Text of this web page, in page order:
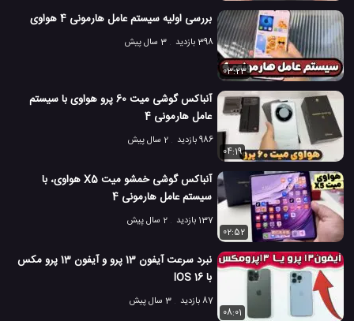
# معرفی iOS 14 # مقایسه iOS 15 و iOS 14
3.9 هزار بازدید
5 سال پیش بررسی تکنولوژی
بررسی اولیه سیستم عامل هارمونی 4 هواوی
398 بازدید 3 سال پیش
03:23
آنباکس گوشی میت 60 پرو هواوی با سیستم
عامل هارمونی 4
986 بازدید
2 سال پیش
04:19
آنباکس گوشی خمشو میت X5 هواوی، با
سیستم عامل هارمونی 4
137 بازدید
2 سال پیش
02:52
نبرد سرعت آیفون 13 پرو و آیفون 13 پرو مکس
با IOS 16
87 بازدید
3 سال پیش
08:01